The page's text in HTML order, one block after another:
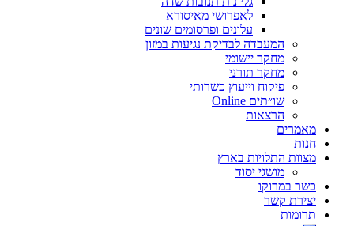
לאפרושי מאיסורא
עלונים ופרסומים שונים
המעבדה לבדיקת נגיעות במזון
מחקר יישומי
מחקר תורני
פיקוח וייעוץ כשרותי
שו״תים Online
הרצאות
מאמרים
חנות
מצוות התלויות בארץ
מושגי יסוד
כשר במרוקו
יצירת קשר
תרומות